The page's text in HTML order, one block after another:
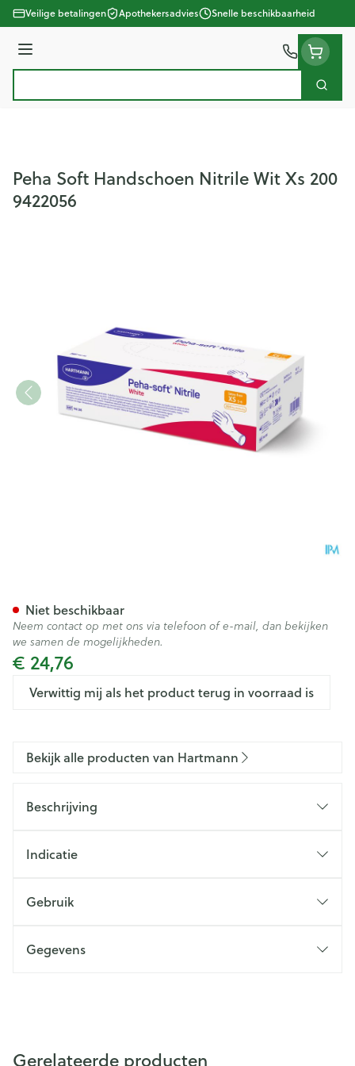
Ga naar de inhoud
Veilige betalingen Apothekersadvies Snelle beschikbaarheid
Menu
Zoek
Peha Soft Handschoen Nitrile Wit Xs 200
9422056
€ 24,76
Verwittig mij als het product terug in voorraad is
Niet beschikbaar
Neem contact op met ons via telefoon of e-mail, dan bekijken
we samen de mogelijkheden.
Bekijk alle producten van Hartmann
Beschrijving
Indicatie
Gebruik
Gegevens
Gerelateerde producten